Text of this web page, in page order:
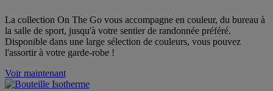
La collection On The Go vous accompagne en couleur, du bureau à
la salle de sport, jusqu'à votre sentier de randonnée préféré.
Disponible dans une large sélection de couleurs, vous pouvez
l'assortir à votre garde-robe !
Voir maintenant